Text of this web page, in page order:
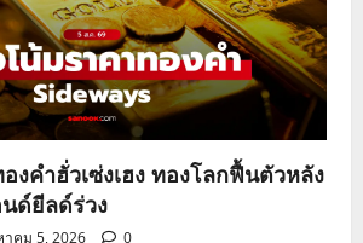
งคำฮั่วเซ่งเฮง ทองโลกฟื้นตัวหลัง
ด์ยีลด์ร่วง
าคม 5, 2026 0